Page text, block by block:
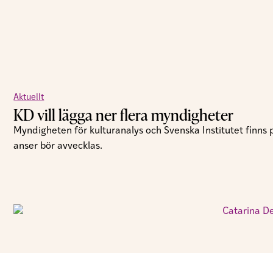
Aktuellt
KD vill lägga ner flera myndigheter
Myndigheten för kulturanalys och Svenska Institutet
anser bör avvecklas.